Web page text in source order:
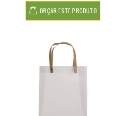
ORÇAR ESTE PRODUTO